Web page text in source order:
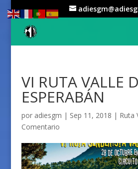
VI RUTA VALLE
ESPERABÁN
por adiesgm | Sep 11, 2018 | Ruta
Comentario